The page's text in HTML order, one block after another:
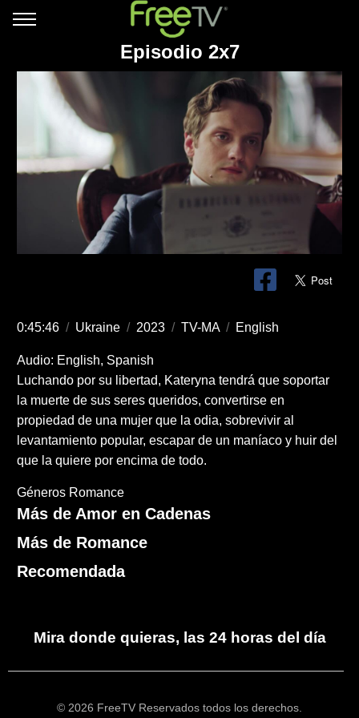
Episodio 2x7
0:45:46 / Ukraine / 2023 / TV-MA / English
Audio: English, Spanish
Luchando por su libertad, Kateryna tendrá que soportar
la muerte de sus seres queridos, convertirse en
propiedad de una mujer que la odia, sobrevivir al
levantamiento popular, escapar de un maníaco y huir del
que la quiere por encima de todo.
Géneros Romance
Más de Amor en Cadenas
Más de Romance
Recomendada
Mira donde quieras, las 24 horas del día
© 2026 FreeTV Reservados todos los derechos.